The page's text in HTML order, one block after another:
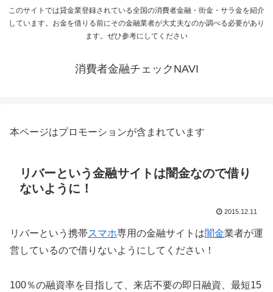
このサイトでは貸金業登録されている全国の消費者金融・街金・サラ金を紹介
しています。お金を借りる前にその金融業者が大丈夫なのか調べる必要があり
ます。ぜひ参考にしてください
消費者金融チェックNAVI
本ページはプロモーションが含まれています
リバーという金融サイトは闇金なので借り
ないように！
2015.12.11
リバーという携帯スマホ専用の金融サイトは闇金業者が運
営しているので借りないようにしてください！
100％の融資率を目指して、来店不要の即日融資、最短15